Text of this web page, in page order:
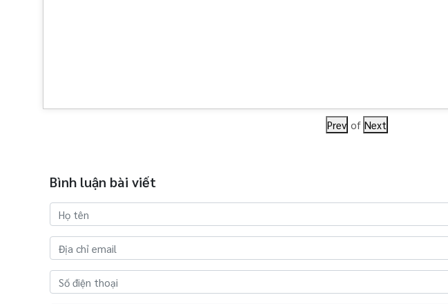
Prev of Next
Bình luận bài viết